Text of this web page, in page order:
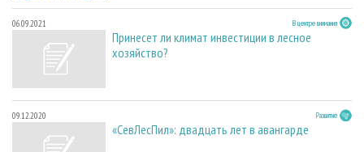
06.09.2021 В центре внимания
Принесет ли климат инвестиции в лесное
хозяйство?
09.12.2020 Развитие
«СевЛесПил»: двадцать лет в авангарде